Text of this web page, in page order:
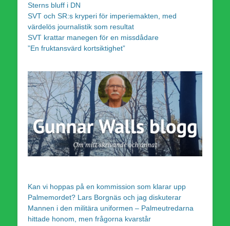
Sterns bluff i DN
SVT och SR:s kryperi för imperiemakten, med
värdelös journalistik som resultat
SVT krattar manegen för en missdådare
”En fruktansvärd kortsiktighet”
Kan vi hoppas på en kommission som klarar upp
Palmemordet? Lars Borgnäs och jag diskuterar
Mannen i den militära uniformen – Palmeutredarna
hittade honom, men frågorna kvarstår